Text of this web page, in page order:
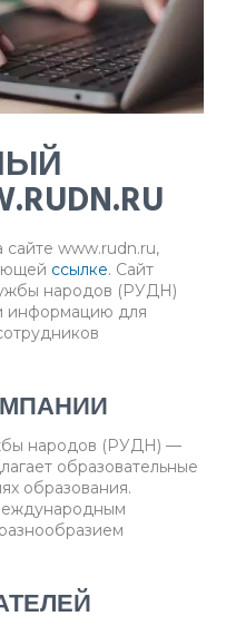
www.rudn.ru,
ссылке. Сайт
народов (РУДН)
информацию для
народов (РУДН) —
образовательные
образования.